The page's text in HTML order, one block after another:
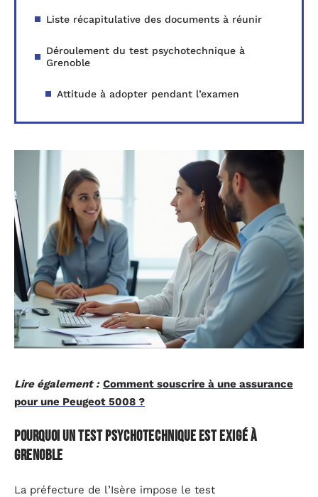
Liste récapitulative des documents à réunir
Déroulement du test psychotechnique à
Grenoble
Attitude à adopter pendant l’examen
Lire également : Comment souscrire à une assurance
pour une Peugeot 5008 ?
Pourquoi un test psychotechnique est exigé à
Grenoble
La préfecture de l’Isère impose le test